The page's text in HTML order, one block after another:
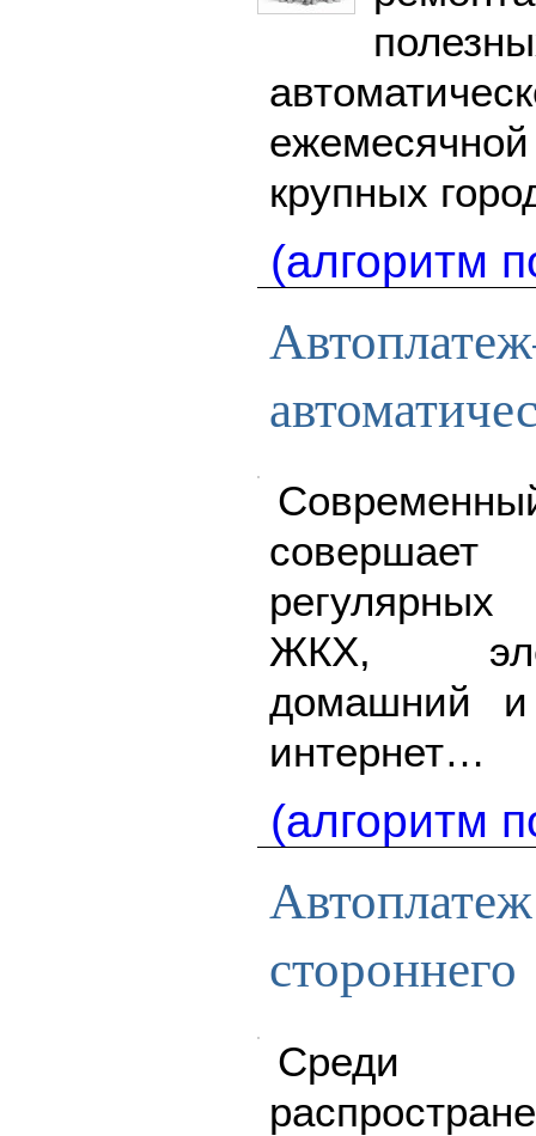
крупных
(алгоритм
совершает
ЖКХ,
домашний
интернет…
(алгоритм
стороннего
Среди